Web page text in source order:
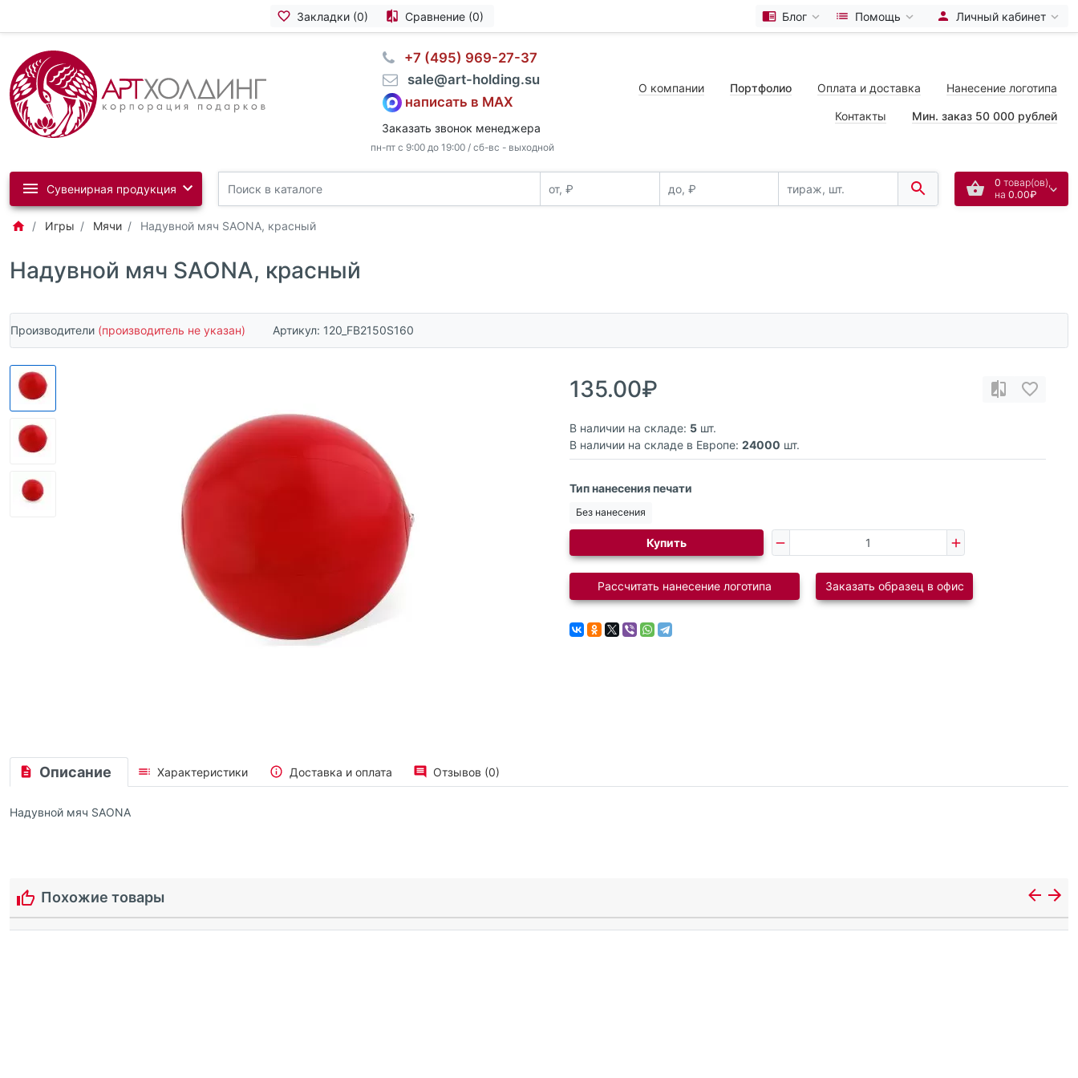
Закладки (0) Сравнение (0) Блог Помощь Личный кабинет
⠀+7 (495) 969-27-37
⠀sale@art-holding.su
написать в MAX
Заказать звонок менеджера
пн-пт с 9:00 до 19:00 / сб-вс - выходной
О компании Портфолио Оплата и доставка Нанесение логотипа
Контакты Мин. заказ 50 000 рублей
0 товар(ов),
на 0.00₽
Сувенирная продукция
Игры Мячи Надувной мяч SAONA, красный
Надувной мяч SAONA, красный
Производители (производитель не указан) Артикул: 120_FB2150S160
135.00₽
В наличии на складе: 5 шт.
В наличии на складе в Европе: 24000 шт.
Тип нанесения печати
Без нанесения
Купить
Рассчитать нанесение логотипа Заказать образец в офис
Описание Характеристики Доставка и оплата Отзывов (0)
Надувной мяч SAONA
Похожие товары